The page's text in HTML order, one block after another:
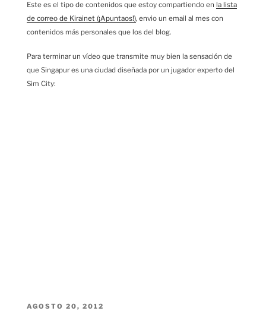
Este es el tipo de contenidos que estoy compartiendo en la lista
de correo de Kirainet (¡Apuntaos!), envio un email al mes con
contenidos más personales que los del blog.
Para terminar un vídeo que transmite muy bien la sensación de
que Singapur es una ciudad diseñada por un jugador experto del
Sim City:
PUBLICADO
AGOSTO 20, 2012